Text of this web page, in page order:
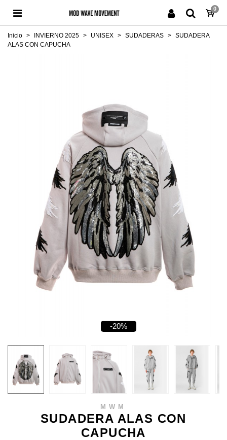
0
Inicio > INVIERNO 2025 > UNISEX > SUDADERAS > SUDADERA
ALAS CON CAPUCHA
-20%
MWM
SUDADERA ALAS CON
CAPUCHA